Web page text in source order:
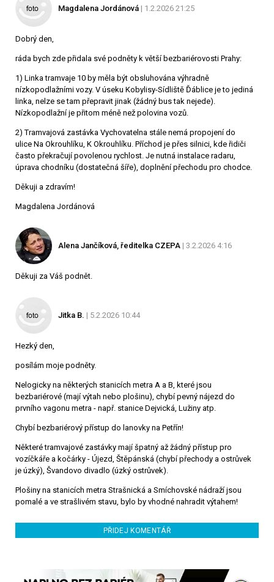
Magdalena Jordánová | 1.2.2026 21:25
Dobrý den,
ráda bych zde přidala své podněty k větší bezbariérovosti Prahy:
1) Linka tramvaje 10 by měla být obsluhována výhradně
nízkopodlažními vozy. V úseku Kobylisy-Sídliště Ďáblice je to jediná
linka, nelze se tam přepravit jinak (žádný bus tak nejede).
Nízkopodlažní je přitom méně než polovina vozů.
2) Tramvajová zastávka Vychovatelna stále nemá propojení do
ulice Na Okrouhlíku, K Okrouhlíku. Příchod je přes silnici, kde řidiči
často překračují povolenou rychlost. Je nutná instalace radaru,
úprava chodníku (dostatečná šíře), doplnění přechodu pro chodce.
Děkuji a zdravím!
Magdalena Jordánová
Alena Jančíková, ředitelka CZEPA | 3.2.2026 4:16
Děkuji za Váš podnět.
Jitka B. | 5.2.2026 10:44
Hezký den,
posílám moje podněty.
Nelogicky na některých stanicích metra A a B, které jsou
bezbariérové (mají výtah nebo plošinu), chybí pevný nájezd do
prvního vagonu metra - např. stanice Dejvická, Lužiny atp.
Chybí bezbariérový přístup do lanovky na Petřín!
Některé tramvajové zastávky mají špatný až žádný přístup pro
vozíčkáře a kočárky - Újezd, Štěpánská (chybí přechody a ostrůvek
je úzký), Švandovo divadlo (úzký ostrůvek).
Plošiny na stanicích metra Strašnická a Smíchovské nádraží jsou
pomalé a ve strašlivém stavu, bylo by vhodné nahradit výtahem!
PŘIDEJ KOMENTÁŘ